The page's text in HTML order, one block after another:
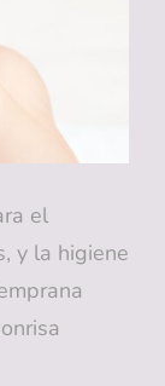
el
y la higiene